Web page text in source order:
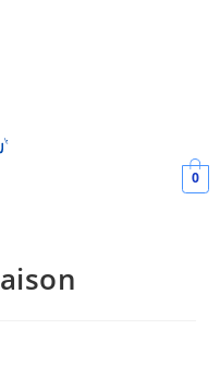
0